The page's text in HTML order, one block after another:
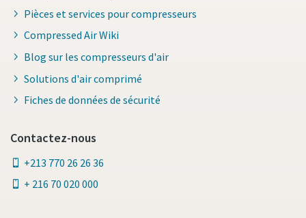
Pièces et services pour compresseurs
Compressed Air Wiki
Blog sur les compresseurs d'air
Solutions d'air comprimé
Fiches de données de sécurité
Contactez-nous
+213 770 26 26 36
+ 216 70 020 000